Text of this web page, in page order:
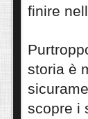
finire
storia è
scopre i